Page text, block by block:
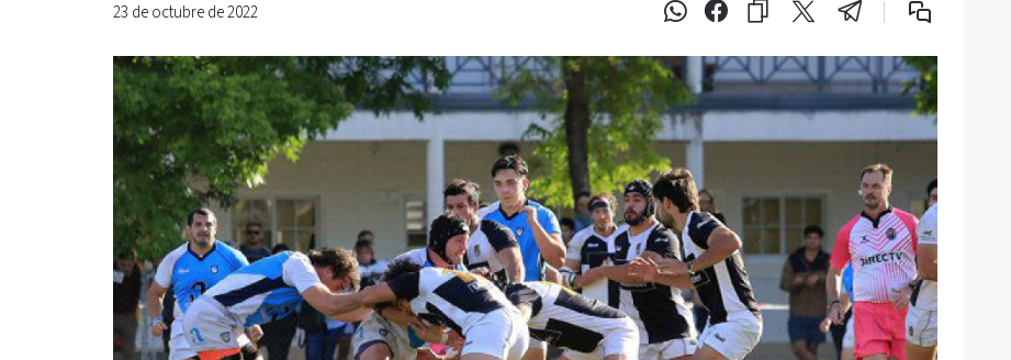
23 de octubre de 2022